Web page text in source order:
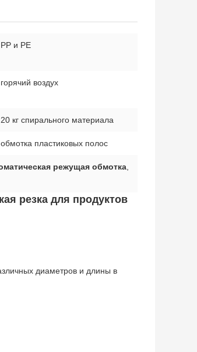
PP и PE
горячий воздух
20 кг спирального материала
обмотка пластиковых полос
режущая обмотка,
резка для продуктов
диаметров и длины в